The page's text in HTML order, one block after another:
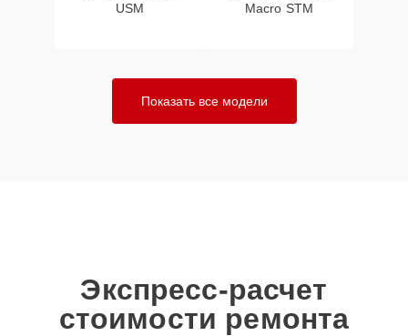
USM
Macro STM
Показать все модели
Экспресс-расчет
стоимости ремонта